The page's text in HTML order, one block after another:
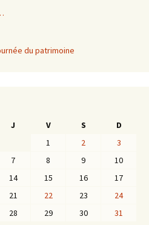
du patrimoine
J V S
D
1
2
3
7 8 9
10
14 15 16
17
21 22 23
24
28 29 30 31